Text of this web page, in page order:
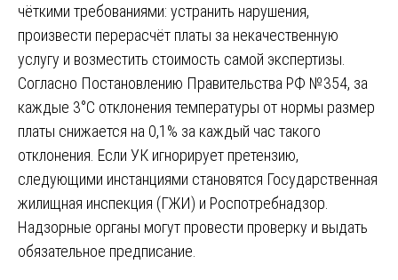
чёткими требованиями: устранить нарушения,
произвести перерасчёт платы за некачественную
услугу и возместить стоимость самой экспертизы.
Согласно Постановлению Правительства РФ №354, за
каждые 3°C отклонения температуры от нормы размер
платы снижается на 0,1% за каждый час такого
отклонения. Если УК игнорирует претензию,
следующими инстанциями становятся Государственная
жилищная инспекция (ГЖИ) и Роспотребнадзор.
Надзорные органы могут провести проверку и выдать
обязательное предписание.